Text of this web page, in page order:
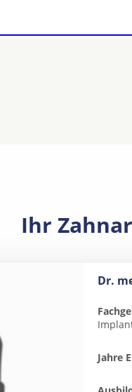
Ihr
Dr.
Jahre